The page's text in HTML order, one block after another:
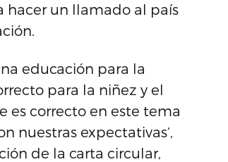
hacer un llamado al país
educación para la
para la niñez y el
es correcto en este tema
nuestras expectativas’,
de la carta circular,